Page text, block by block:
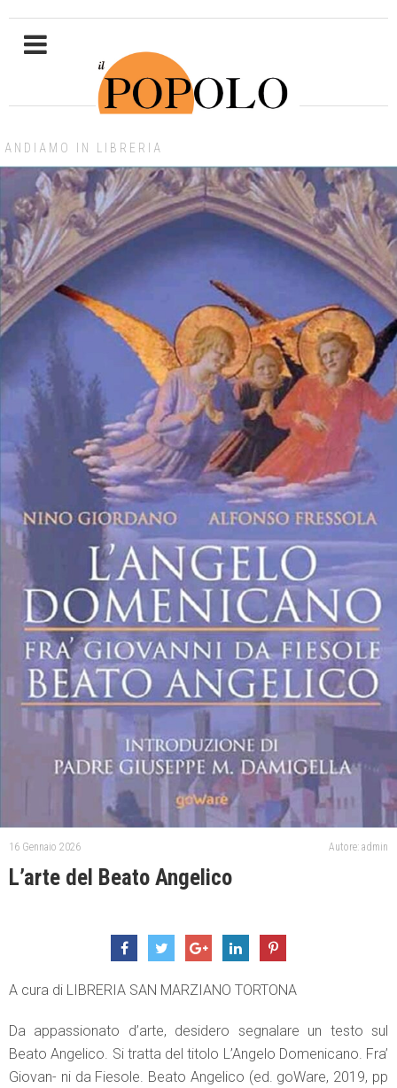
ANDIAMO IN LIBRERIA
16 Gennaio 2026 Autore: admin
L’arte del Beato Angelico
A cura di LIBRERIA SAN MARZIANO TORTONA
Da appassionato d’arte, desidero segnalare un testo sul
Beato Angelico. Si tratta del titolo L’Angelo Domenicano. Fra’
Giovan- ni da Fiesole. Beato Angelico (ed. goWare, 2019, pp